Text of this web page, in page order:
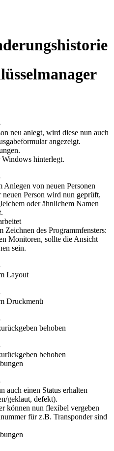
neu anlegt, wird diese nun auch
angezeigt.
hinterlegt.
Anlegen von neuen Personen
Person wird nun geprüft,
oder ähnlichem Namen
Zeichnen des Programmfensters:
Monitoren, sollte die Ansicht
sein.
Layout
Druckmenü
behoben
behoben
auch einen Status erhalten
geklaut, defekt).
können nun flexibel vergeben
für z.B. Transponder sind